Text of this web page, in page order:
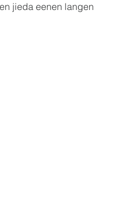
jieda eenen langen